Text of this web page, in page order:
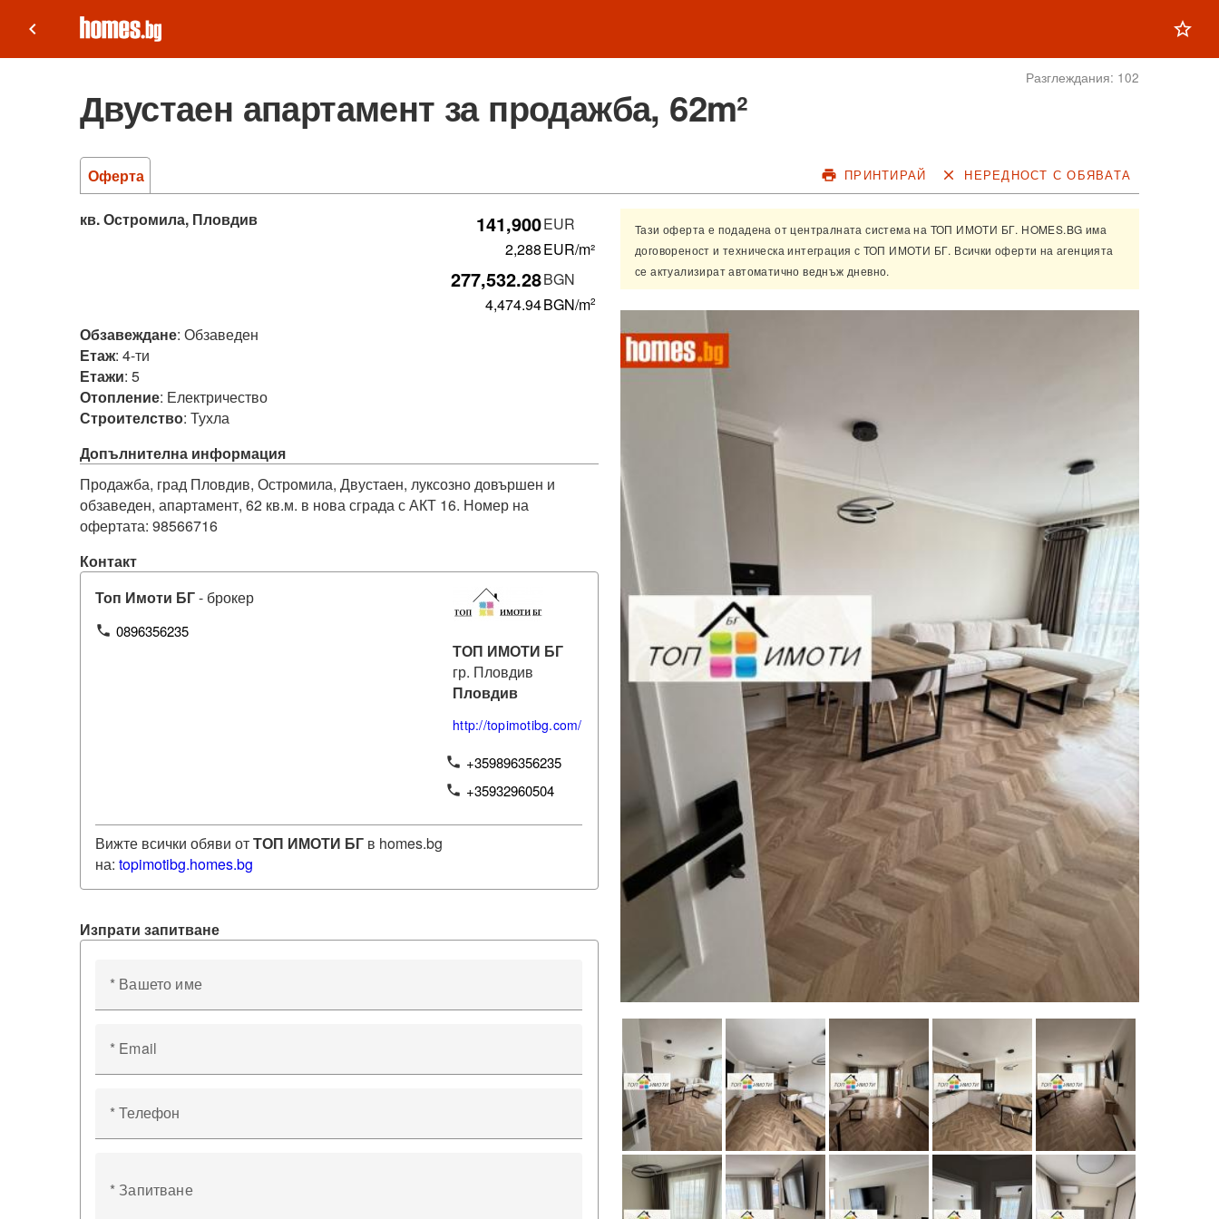
keyboard_arrow_left star_outline
Разглеждания: 102
Двустаен апартамент за продажба, 62m²
Оферта print ПРИНТИРАЙ close НЕРЕДНОСТ С ОБЯВАТА
Тази оферта е подадена от централната система на ТОП ИМОТИ БГ. HOMES.BG има
договореност и техническа интеграция с ТОП ИМОТИ БГ. Всички оферти на агенцията
се актуализират автоматично веднъж дневно.
кв. Остромила, Пловдив 141,900EUR
2,288EUR/m²
277,532.28BGN
4,474.94BGN/m2
Обзавеждане: Обзаведен
Етаж: 4-ти
Етажи: 5
Отопление: Електричество
Строителство: Тухла
Допълнителна информация
Продажба, град Пловдив, Остромила, Двустаен, луксозно довършен и
обзаведен, апартамент, 62 кв.м. в нова сграда с АКТ 16. Номер на
Контакт
Топ Имоти БГ- брокер
phone 0896356235
ТОП ИМОТИ БГ
гр. Пловдив
Пловдив
http://topimotibg.com/
phone +359896356235
phone +35932960504
Вижте всички обяви отТОП ИМОТИ БГ в homes.bg
на: topimotibg.homes.bg
Изпрати запитване
* Вашето име
* Email
* Телефон
* Запитване